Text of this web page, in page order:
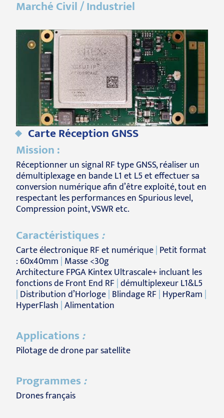
Marché Civil / Industriel
Carte Réception GNSS
Mission :
Réceptionner un signal RF type GNSS, réaliser un
démultiplexage en bande L1 et L5 et effectuer sa
conversion numérique afin d’être exploité, tout en
respectant les performances en Spurious level,
Compression point, VSWR etc.
Caractéristiques:
Carte électronique RF et numérique| Petit format
: 60x40mm | Masse <30g
Architecture FPGA Kintex Ultrascale+ incluant les
fonctions de Front End RF |démultiplexeur L1&L5
| Distribution d’Horloge| Blindage RF | HyperRam |
HyperFlash |Alimentation
Applications:
Pilotage de drone par satellite
Programmes:
Drones français